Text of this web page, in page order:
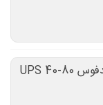
پمپ سیرکوله گراندفوس UPS 40-80